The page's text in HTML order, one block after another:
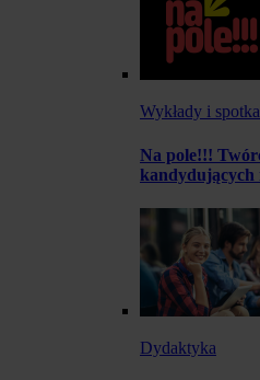
Wykłady i
Na pole!!!
kandydujących
Dydaktyka